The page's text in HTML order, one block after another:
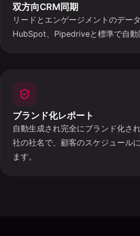
双方向CRM同期
リードとエンゲージメントのデー
HubSpot、Pipedriveと標準で自動
ブランド化レポート
自動生成され完全にブランド化さ
社の社名で、顧客のスケジュール
ます。